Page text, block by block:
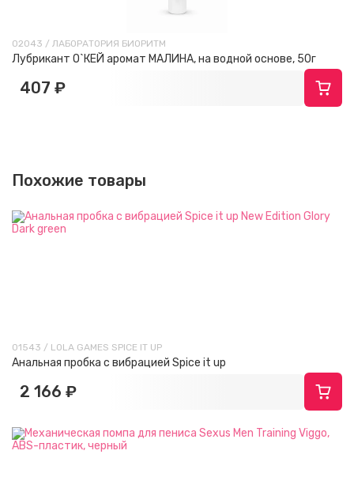
02043 / ЛАБОРАТОРИЯ БИОРИТМ
Лубрикант О`КЕЙ аромат МАЛИНА, на водной основе, 50г
407 ₽
Похожие товары
01543 / LOLA GAMES SPICE IT UP
Анальная пробка с вибрацией Spice it up
2 166 ₽